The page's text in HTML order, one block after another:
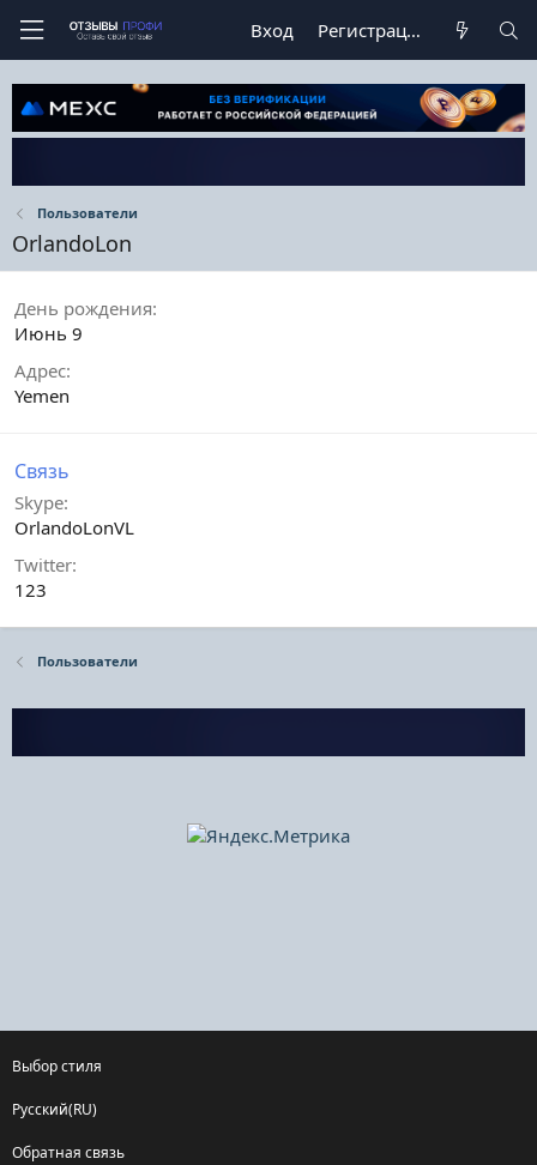
Вход Регистрация
Пользователи
OrlandoLon
День рождения
Июнь 9
Адрес
Yemen
Связь
Skype
OrlandoLonVL
Twitter
123
Пользователи
Выбор стиля
Русский(RU)
Обратная связь